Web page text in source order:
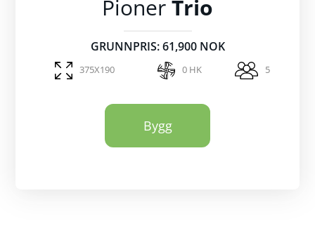
PionerTrio
GRUNNPRIS: 61,900 NOK
375X190 0 HK 5
Bygg